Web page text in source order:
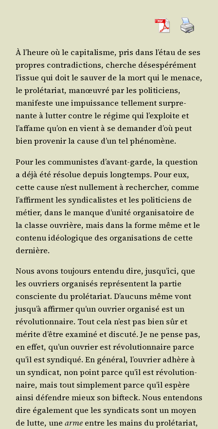
À l’heure où le capi­ta­lisme, pris dans l’é­tau de ses
propres contra­dic­tions, cherche déses­pé­ré­ment
l’is­sue qui doit le sau­ver de la mort qui le menace,
le pro­lé­ta­riat, manœu­vré par les poli­ti­ciens,
mani­feste une impuis­sance tel­le­ment sur­pre­
nante à lut­ter contre le régime qui l’ex­ploite et
l’af­fame qu’on en vient à se deman­der d’où peut
bien pro­ve­nir la cause d’un tel phénomène.
Pour les com­mu­nistes d’a­vant-garde, la ques­tion
a déjà été réso­lue depuis long­temps. Pour eux,
cette cause n’est nul­le­ment à recher­cher, comme
l’af­firment les syn­di­ca­listes et les poli­ti­ciens de
métier, dans le manque d’u­ni­té orga­ni­sa­toire de
la classe ouvrière, mais dans la forme même et le
conte­nu idéo­lo­gique des orga­ni­sa­tions de cette
dernière.
Nous avons tou­jours enten­du dire, jus­qu’i­ci, que
les ouvriers orga­ni­sés repré­sentent la par­tie
consciente du pro­lé­ta­riat. D’au­cuns même vont
jus­qu’à affir­mer qu’un ouvrier orga­ni­sé est un
révo­lu­tion­naire. Tout cela n’est pas bien sûr et
mérite d’être exa­mi­né et dis­cu­té. Je ne pense pas,
en effet, qu’un ouvrier est révo­lu­tion­naire parce
qu’il est syn­di­qué. En géné­ral, l’ou­vrier adhère à
un syn­di­cat, non point parce qu’il est révo­lu­tion­
naire, mais tout sim­ple­ment parce qu’il espère
ain­si défendre mieux son bif­teck. Nous enten­dons
dire éga­le­ment que les syn­di­cats sont un moyen
de lutte, une arme entre les mains du pro­lé­ta­riat,